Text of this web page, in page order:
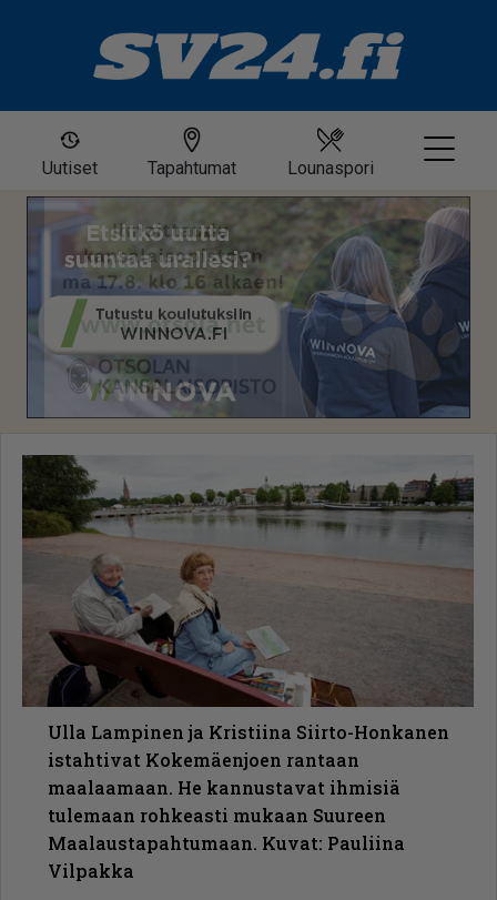
Uutiset Tapahtumat Lounaspori
Ulla Lampinen ja Kristiina Siirto-Honkanen
istahtivat Kokemäenjoen rantaan
maalaamaan. He kannustavat ihmisiä
tulemaan rohkeasti mukaan Suureen
Maalaustapahtumaan. Kuvat: Pauliina
Vilpakka